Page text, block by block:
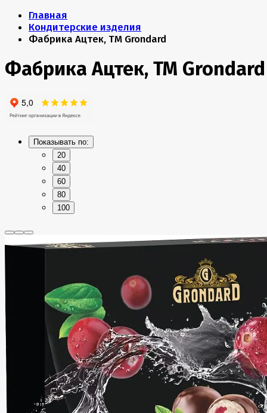
Главная
Кондитерские изделия
Фабрика Ацтек, ТМ Grondard
Фабрика Ацтек, ТМ Grondard
Показывать по:
20
40
60
80
100